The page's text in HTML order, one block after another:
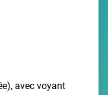
avec voyant